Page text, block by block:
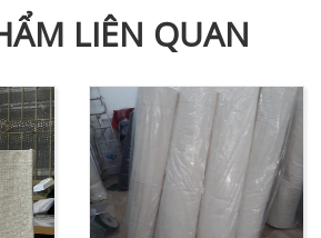
LIÊN QUAN